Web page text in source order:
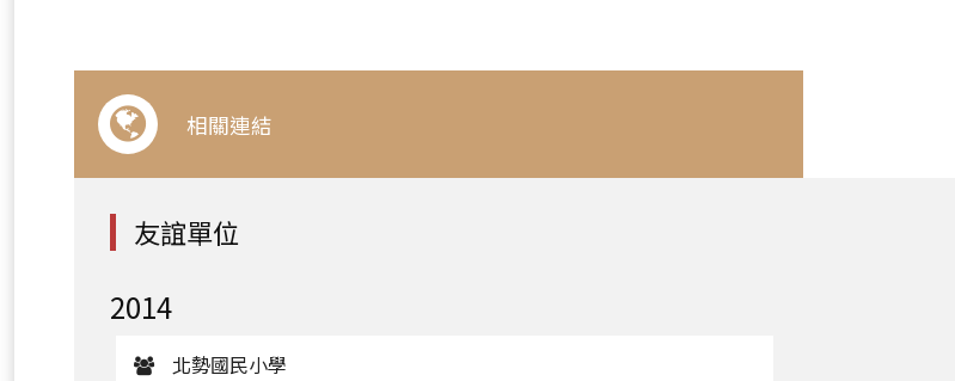
相關連結
友誼單位
2014
北勢國民小學